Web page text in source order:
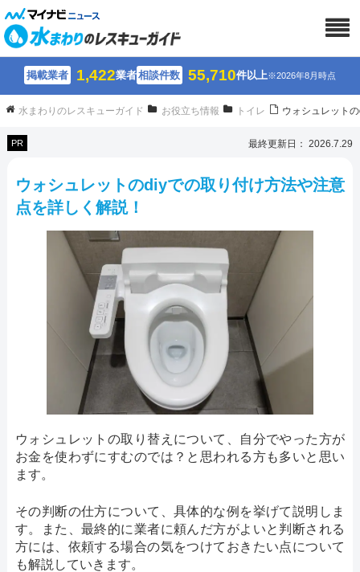
掲載業者 1,422業者相談件数 55,710件以上※2026年8月時点
水まわりのレスキューガイド お役立ち情報 トイレ ウォシュレット
PR 最終更新日： 2026.7.29
ウォシュレットのdiyでの取り付け方法や注意
点を詳しく解説！
ウォシュレットの取り替えについて、自分でやった方が
お金を使わずにすむのでは？と思われる方も多いと思い
ます。
その判断の仕方について、具体的な例を挙げて説明しま
す。また、最終的に業者に頼んだ方がよいと判断される
方には、依頼する場合の気をつけておきたい点について
も解説していきます。